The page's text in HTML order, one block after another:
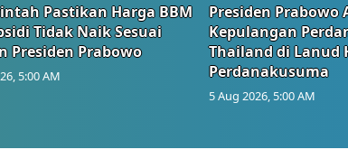
Pastikan Harga BBM
Tidak Naik Sesuai
Presiden Prabowo
5:00 AM
Presiden Prabowo
Kepulangan
Thailand di Lanud
Perdanakusuma
5 Aug 2026, 5:00 AM